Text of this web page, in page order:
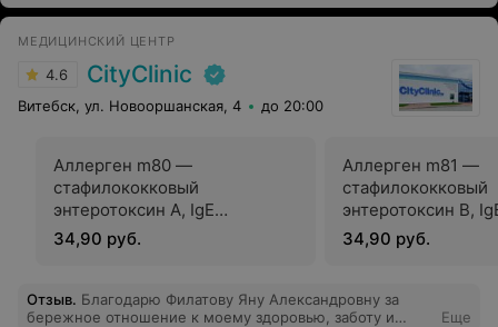
МЕДИЦИНСКИЙ ЦЕНТР
4.6 CityClinic
Витебск, ул. Новооршанская, 4 до 20:00
Аллерген m80 —
стафилококковый
энтеротоксин А, IgE
(ImmunoCAP)
34,90 руб.
Аллерген m81 —
стафилококковый
энтеротоксин В,
(ImmunoCAP)
34,90 руб.
Отзыв. Благодарю Филатову Яну Александровну за
бережное отношение к моему здоровью, заботу и
Еще